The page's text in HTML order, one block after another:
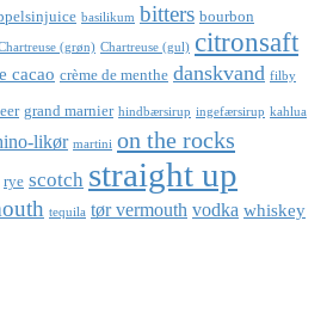
basilikum bitters bourbon
(grøn) Chartreuse (gul) citronsaft
cacao crème de menthe danskvand filby
grand marnier hindbærsirup ingefærsirup kahlua
likør martini on the rocks
rye scotch straight up
tequila tør vermouth vodka whiskey